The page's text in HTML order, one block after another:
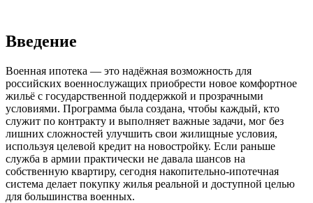
Введение
Военная ипотека — это надёжная возможность для
российских военнослужащих приобрести новое комфортное
жильё с государственной поддержкой и прозрачными
условиями. Программа была создана, чтобы каждый, кто
служит по контракту и выполняет важные задачи, мог без
лишних сложностей улучшить свои жилищные условия,
используя целевой кредит на новостройку. Если раньше
служба в армии практически не давала шансов на
собственную квартиру, сегодня накопительно-ипотечная
система делает покупку жилья реальной и доступной целью
для большинства военных.